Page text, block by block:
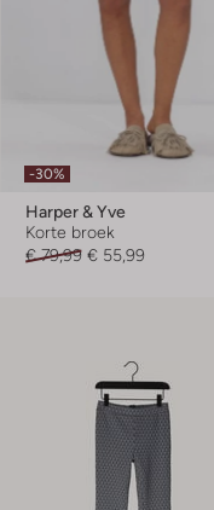
-30%
Harper & Yve
Korte broek
€ 79,99 € 55,99